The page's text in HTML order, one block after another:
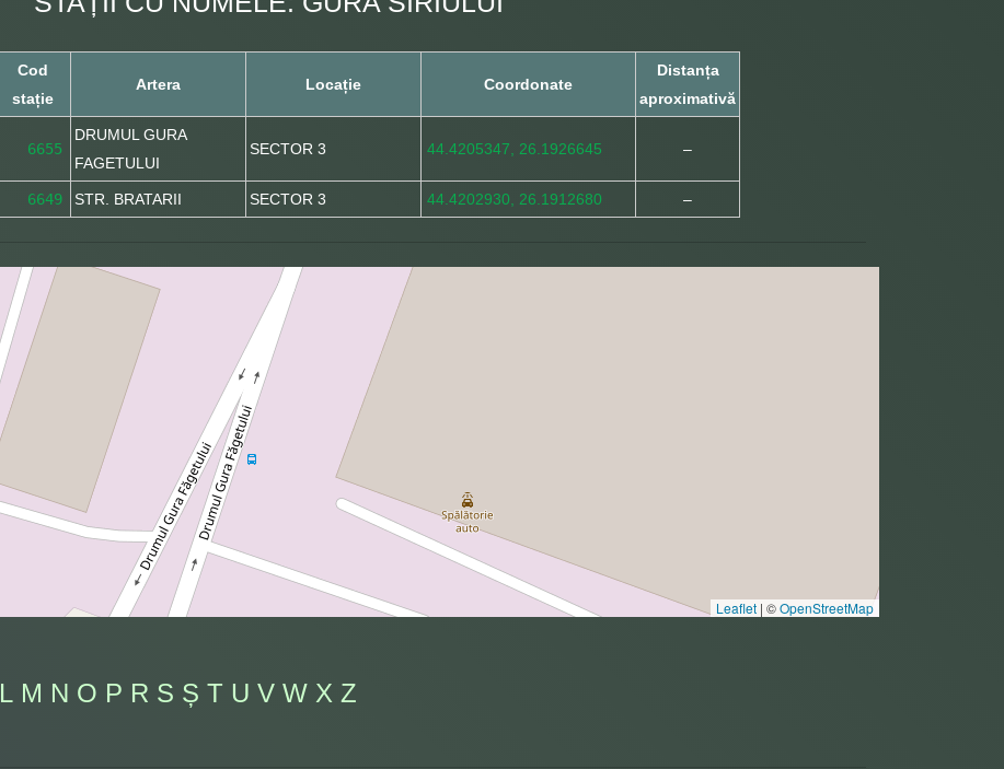
Cod
stație
Artera Locație Coordonate
Distanța
aproximativă
6655
DRUMUL GURA
FAGETULUI
SECTOR 3 44.4205347, 26.1926645 –
6649 STR. BRATARII SECTOR 3 44.4202930, 26.1912680 –
Leaflet | ©OpenStreetMap
L M N O P R S Ș T U V W X Z